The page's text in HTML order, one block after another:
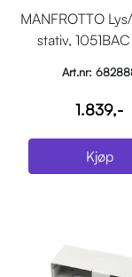
MANFROTTO
stativ,
Art.nr:
1.839,-
Kjøp